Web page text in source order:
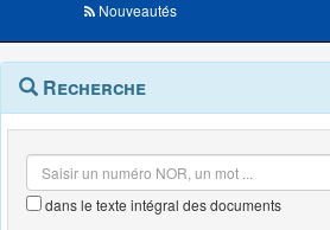
Nouveautés
Navigation
outils
Menu
contextuel
Recherche
dans le texte intégral des documents